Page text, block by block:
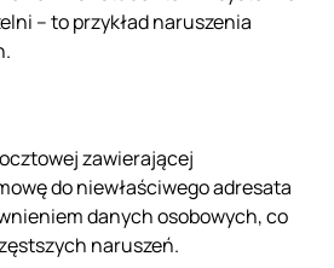
– to przykład naruszenia
zawierającej
do niewłaściwego adresata
danych osobowych, co
naruszeń.